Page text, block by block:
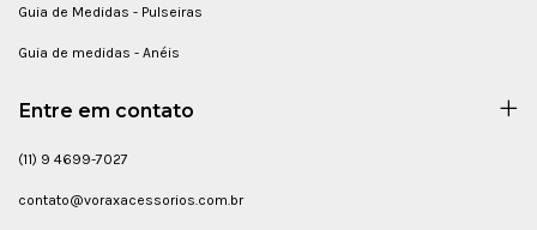
Guia de Medidas - Pulseiras
Guia de medidas - Anéis
Entre em contato
(11) 9 4699-7027
contato@voraxacessorios.com.br